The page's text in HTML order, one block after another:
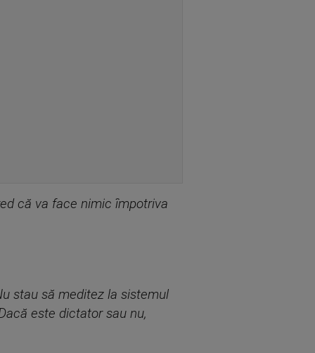
că va face nimic împotriva
stau să meditez la sistemul
este dictator sau nu,